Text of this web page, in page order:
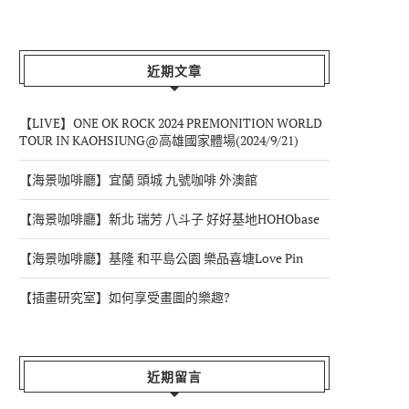
近期文章
【LIVE】ONE OK ROCK 2024 PREMONITION WORLD
TOUR IN KAOHSIUNG@高雄國家體場(2024/9/21)
【海景咖啡廳】宜蘭 頭城 九號咖啡 外澳館
【海景咖啡廳】新北 瑞芳 八斗子 好好基地HOHObase
【海景咖啡廳】基隆 和平島公園 樂品喜塘Love Pin
【插畫研究室】如何享受畫圖的樂趣?
近期留言